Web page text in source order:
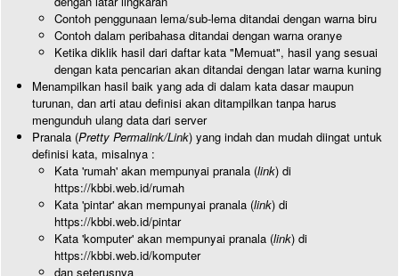
Contoh penggunaan lema/sub-lema ditandai dengan warna biru
Contoh dalam peribahasa ditandai dengan warna oranye
Ketika diklik hasil dari daftar kata "Memuat", hasil yang sesuai
dengan kata pencarian akan ditandai dengan latar warna kuning
Menampilkan hasil baik yang ada di dalam kata dasar maupun
turunan, dan arti atau definisi akan ditampilkan tanpa harus
mengunduh ulang data dari server
Pranala (Pretty Permalink/Link) yang indah dan mudah diingat untuk
definisi kata, misalnya :
Kata 'rumah' akan mempunyai pranala (link) di
https://kbbi.web.id/rumah
Kata 'pintar' akan mempunyai pranala (link) di
https://kbbi.web.id/pintar
Kata 'komputer' akan mempunyai pranala (link) di
https://kbbi.web.id/komputer
dan seterusnya